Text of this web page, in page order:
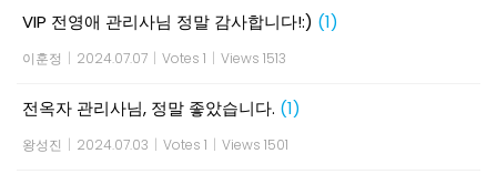
VIP 전영애 관리사님 정말 감사합니다!:) (1)
이훈정 | 2024.07.07 | Votes 1 | Views 1513
전옥자 관리사님, 정말 좋았습니다. (1)
왕성진 | 2024.07.03 | Votes 1 | Views 1501